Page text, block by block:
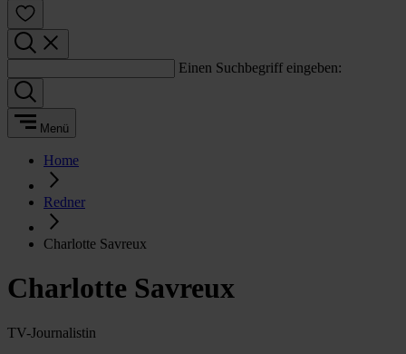
Einen Suchbegriff eingeben:
Menü
Home
Redner
Charlotte Savreux
Charlotte Savreux
TV-Journalistin